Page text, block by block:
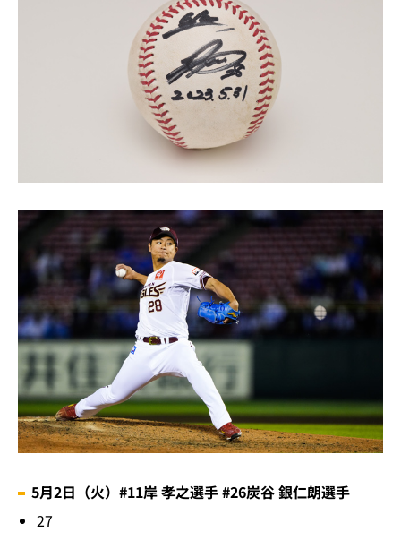
5月2日（火）#11岸 孝之選手 #26炭谷 銀仁朗選手
27